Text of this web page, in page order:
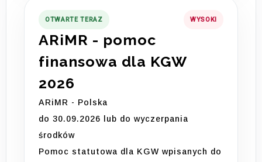
OTWARTE TERAZ WYSOKI
ARiMR - pomoc
finansowa dla KGW
2026
ARiMR - Polska
do 30.09.2026 lub do wyczerpania
środków
Pomoc statutowa dla KGW wpisanych do